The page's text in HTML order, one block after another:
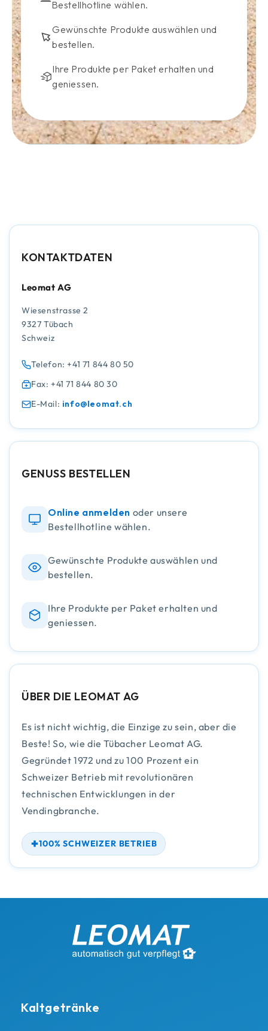
Bestellhotline wählen.
Gewünschte Produkte auswählen und
bestellen.
Ihre Produkte per Paket erhalten und
geniessen.
KONTAKTDATEN
Leomat AG
Wiesenstrasse 2
9327 Tübach
Schweiz
Telefon: +41 71 844 80 50
Fax: +41 71 844 80 30
E-Mail: info@leomat.ch
GENUSS BESTELLEN
Online anmelden oder unsere
Bestellhotline wählen.
Gewünschte Produkte auswählen und
bestellen.
Ihre Produkte per Paket erhalten und
geniessen.
ÜBER DIE LEOMAT AG
Es ist nicht wichtig, die Einzige zu sein, aber die
Beste! So, wie die Tübacher Leomat AG.
Gegründet 1972 und zu 100 Prozent ein
Schweizer Betrieb mit revolutionären
technischen Entwicklungen in der
Vendingbranche.
100% SCHWEIZER BETRIEB
Kaltgetränke